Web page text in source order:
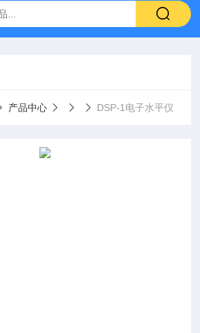
产品中心 DSP-1电子水平仪